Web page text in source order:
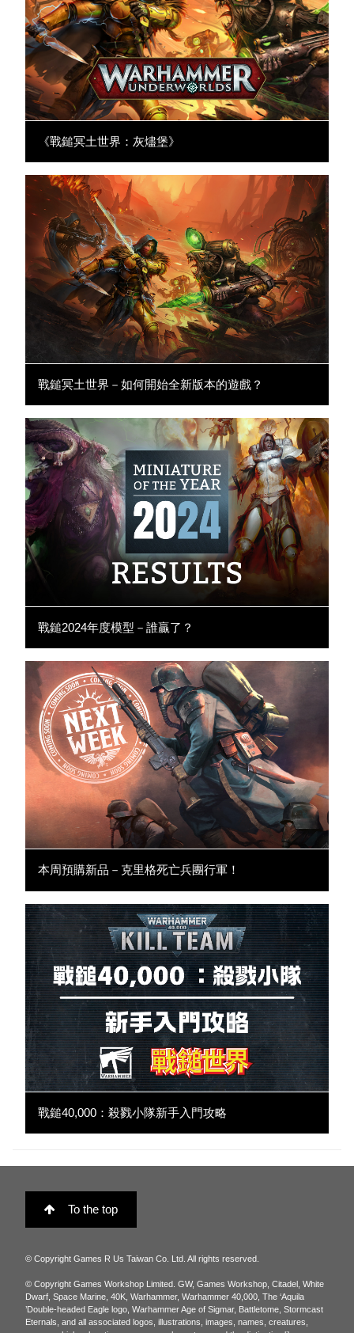
《戰鎚冥土世界：灰燼堡》
戰鎚冥土世界－如何開始全新版本的遊戲？
戰鎚2024年度模型－誰贏了？
本周預購新品－克里格死亡兵團行軍！
戰鎚40,000：殺戮小隊新手入門攻略
To the top
© Copyright Games R Us Taiwan Co. Ltd. All rights reserved.
© Copyright Games Workshop Limited. GW, Games Workshop, Citadel, White
Dwarf, Space Marine, 40K, Warhammer, Warhammer 40,000, The ‘Aquila
’Double-headed Eagle logo, Warhammer Age of Sigmar, Battletome, Stormcast
Eternals, and all associated logos, illustrations, images, names, creatures,